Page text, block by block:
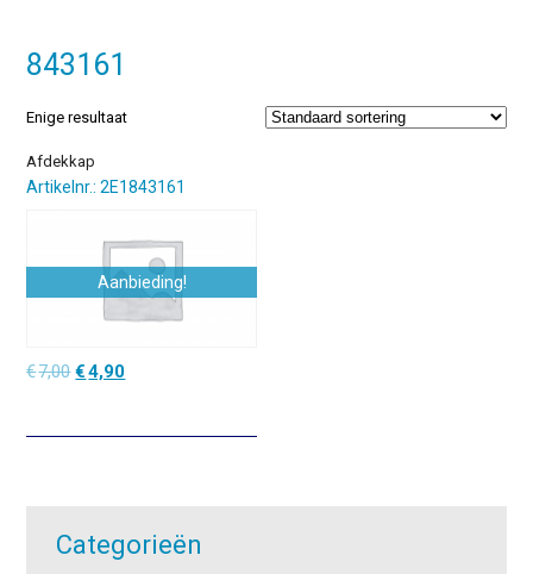
843161
Enige resultaat
Afdekkap
Artikelnr.: 2E1843161
Aanbieding!
€7,00Oorspronkelijke
€7,00.
€4,90Huidige
€4,90.
Categorieën